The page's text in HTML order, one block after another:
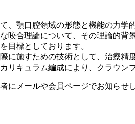
、顎口腔領域の形態と機能の力学
咬合理論について、その理論的
目標としております。
に施すための技術として、治療精
リキュラム編成により、クラウン
にメールや会員ページでお知らせし